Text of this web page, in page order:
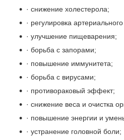
· снижение холестерола;
· регулировка
· улучшение пищеварения;
· борьба с запорами;
· повышение иммунитета;
· борьба с вирусами;
· противораковый эффект;
· снижение веса и очистка
· повышение энергии и
· устранение головной боли;